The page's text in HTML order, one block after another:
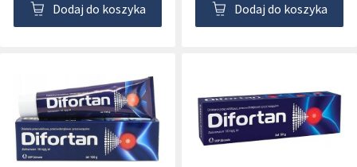
Dodaj do koszyka Dodaj do koszyka